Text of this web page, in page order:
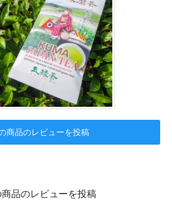
商品のレビューを投稿
商品のレビューを投稿